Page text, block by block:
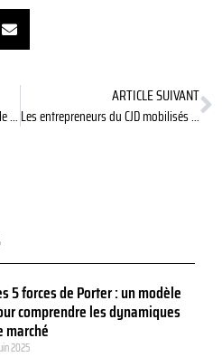
S’aimer pour s’associer ? L’exemple d’Iron Maiden
ARTICLE SUIVANT
Les entrepreneurs du CJD mobilisés pour la jeunesse
5 forces de Porter : un modèle
comprendre les dynamiques
marché
2025